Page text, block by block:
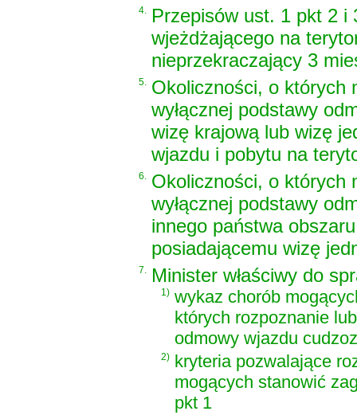
4.
Przepisów ust. 1 pkt 2 i
wjeżdżającego na
nieprzekraczający 3
5.
Okoliczności, o których
wyłącznej podstawy
wizę krajową lub wizę
wjazdu i pobytu na
6.
Okoliczności, o których
wyłącznej podstawy
innego państwa
posiadającemu wizę
7. Minister właściwy do
1) wykaz chorób
których rozpoznanie
odmowy wjazdu
2)
kryteria pozwalające
mogących stanowić
pkt 1